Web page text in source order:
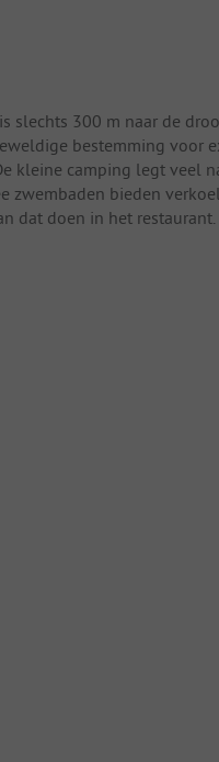
slechts 300 m naar de
bestemming voor
kleine camping legt veel
zwembaden bieden
dat doen in het restaurant.